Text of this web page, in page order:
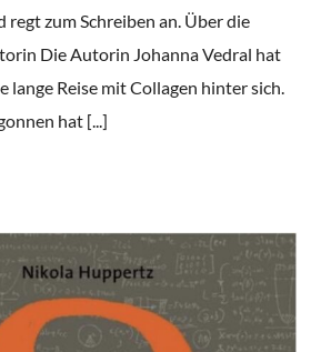
regt zum Schreiben an. Über die
Die Autorin Johanna Vedral hat
lange Reise mit Collagen hinter sich.
hat [...]